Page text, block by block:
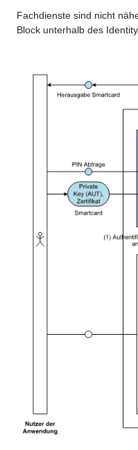
Fachdienste sind nicht
Block unterhalb des